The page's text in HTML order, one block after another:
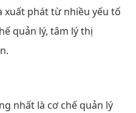
xuất phát từ nhiều yếu tố
quản lý, tâm lý thị
nhất là cơ chế quản lý